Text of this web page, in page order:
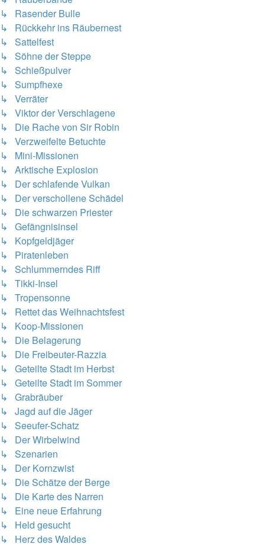
↳ Rasender Bulle
↳ Rückkehr ins Räubernest
↳ Sattelfest
↳ Söhne der Steppe
↳ Schießpulver
↳ Sumpfhexe
↳ Verräter
↳ Viktor der Verschlagene
↳ Die Rache von Sir Robin
↳ Verzweifelte Betuchte
↳ Mini-Missionen
↳ Arktische Explosion
↳ Der schlafende Vulkan
↳ Der verschollene Schädel
↳ Die schwarzen Priester
↳ Gefängnisinsel
↳ Kopfgeldjäger
↳ Piratenleben
↳ Schlummerndes Riff
↳ Tikki-Insel
↳ Tropensonne
↳ Rettet das Weihnachtsfest
↳ Koop-Missionen
↳ Die Belagerung
↳ Die Freibeuter-Razzia
↳ Geteilte Stadt im Herbst
↳ Geteilte Stadt im Sommer
↳ Grabräuber
↳ Jagd auf die Jäger
↳ Seeufer-Schatz
↳ Der Wirbelwind
↳ Szenarien
↳ Der Kornzwist
↳ Die Schätze der Berge
↳ Die Karte des Narren
↳ Eine neue Erfahrung
↳ Held gesucht
↳ Herz des Waldes